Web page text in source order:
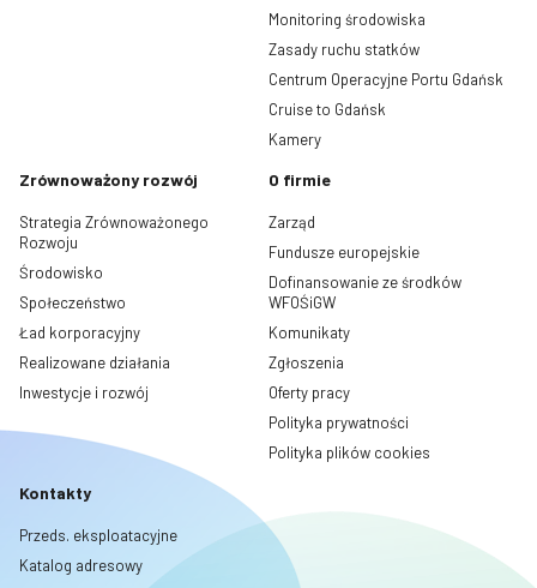
Monitoring środowiska
Zasady ruchu statków
Centrum Operacyjne Portu Gdańsk
Cruise to Gdańsk
Kamery
Zrównoważony rozwój
Strategia Zrównoważonego
Rozwoju
Środowisko
Społeczeństwo
Ład korporacyjny
Realizowane działania
Inwestycje i rozwój
O firmie
Zarząd
Fundusze europejskie
Dofinansowanie ze środków
WFOŚiGW
Komunikaty
Zgłoszenia
Oferty pracy
Polityka prywatności
Polityka plików cookies
Kontakty
Przeds. eksploatacyjne
Katalog adresowy